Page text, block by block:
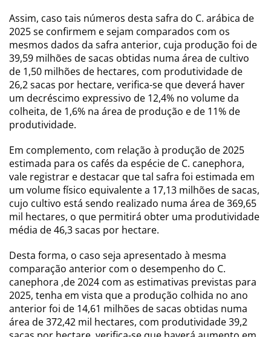
Assim, caso tais números desta safra do C. arábica de
2025 se confirmem e sejam comparados com os
mesmos dados da safra anterior, cuja produção foi de
39,59 milhões de sacas obtidas numa área de cultivo
de 1,50 milhões de hectares, com produtividade de
26,2 sacas por hectare, verifica-se que deverá haver
um decréscimo expressivo de 12,4% no volume da
colheita, de 1,6% na área de produção e de 11% de
produtividade.
Em complemento, com relação à produção de 2025
estimada para os cafés da espécie de C. canephora,
vale registrar e destacar que tal safra foi estimada em
um volume físico equivalente a 17,13 milhões de sacas,
cujo cultivo está sendo realizado numa área de 369,65
mil hectares, o que permitirá obter uma produtividade
média de 46,3 sacas por hectare.
Desta forma, o caso seja apresentado à mesma
comparação anterior com o desempenho do C.
canephora ,de 2024 com as estimativas previstas para
2025, tenha em vista que a produção colhida no ano
anterior foi de 14,61 milhões de sacas obtidas numa
área de 372,42 mil hectares, com produtividade 39,2